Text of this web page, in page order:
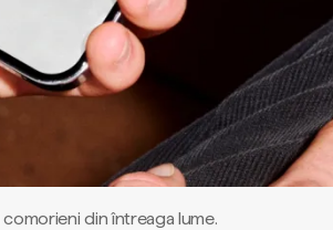
din întreaga lume.